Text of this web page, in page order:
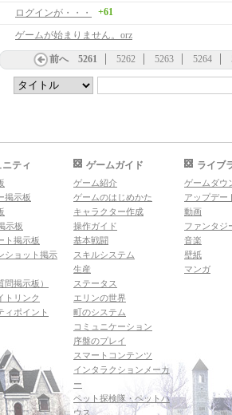
ログインが・・・
+61
ゲームが始まりません。orz
前へ 5261 5262 5263 5264
ニティ
掲示板
示板
ト掲示板
ショット掲示
問掲示板）
トリンク
ィポイント
ゲームガイド
ゲーム紹介
ゲームのはじめかた
キャラクター作成
操作ガイド
基本戦闘
スキルシステム
生産
ステータス
エリンの世界
町のシステム
コミュニケーション
序盤のプレイ
スマートコンテンツ
インタラクションメーカ
ー
ペット探検隊・ペットハ
ウス
ライブ
ゲームダウ
アップデー
動画
ファンタジ
音楽
壁紙
マンガ